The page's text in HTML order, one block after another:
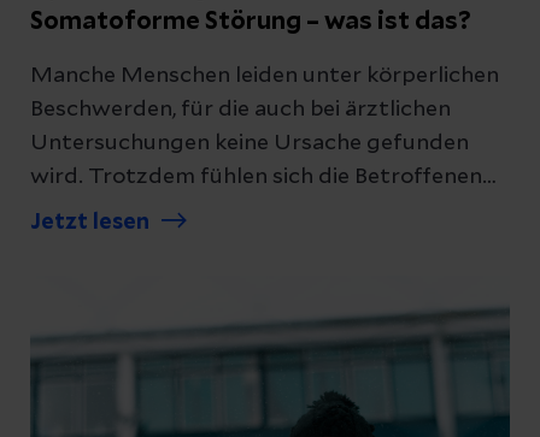
Somatoforme Störung – was ist das?
Manche Menschen leiden unter körperlichen
Beschwerden, für die auch bei ärztlichen
Untersuchungen keine Ursache gefunden
wird. Trotzdem fühlen sich die Betroffenen
stark beeinträchtigt. In solchen Fällen kann
Jetzt lesen